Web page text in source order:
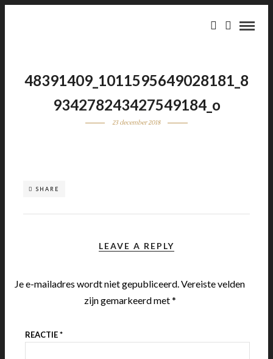
48391409_1011595649028181_8
934278243427549184_o
23 december 2018
SHARE
LEAVE A REPLY
Je e-mailadres wordt niet gepubliceerd.Vereiste velden
zijn gemarkeerd met*
REACTIE*